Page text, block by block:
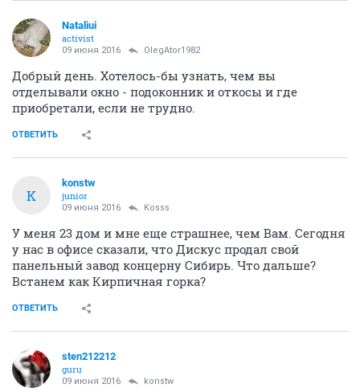
Nataliui
activist
09 июня 2016 OlegAtor1982
Добрый день. Хотелось-бы узнать, чем вы
отделывали окно - подоконник и откосы и где
приобретали, если не трудно.
ОТВЕТИТЬ
K
konstw
junior
09 июня 2016 Kosss
У меня 23 дом и мне еще страшнее, чем Вам. Сегодня
у нас в офисе сказали, что Дискус продал свой
панельный завод концерну Сибирь. Что дальше?
Встанем как Кирпичная горка?
ОТВЕТИТЬ
sten212212
guru
09 июня 2016 konstw